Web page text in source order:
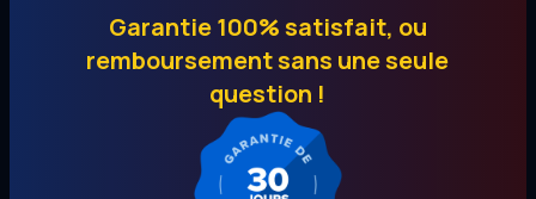
Garantie 100% satisfait, ou
remboursement sans une seule
question !